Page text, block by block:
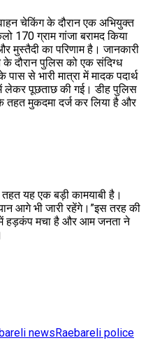
चेकिंग के दौरान एक अभियुक्त
170 ग्राम गांजा बरामद किया
मुस्तैदी का परिणाम है। जानकारी
दौरान पुलिस को एक संदिग्ध
से भारी मात्रा में मादक पदार्थ
लेकर पूछताछ की गई। डीह पुलिस
मुकदमा दर्ज कर लिया है और
यह एक बड़ी कामयाबी है।
आगे भी जारी रहेंगे।”इस तरह की
में हड़कंप मचा है और आम जनता ने
newsRaebareli police